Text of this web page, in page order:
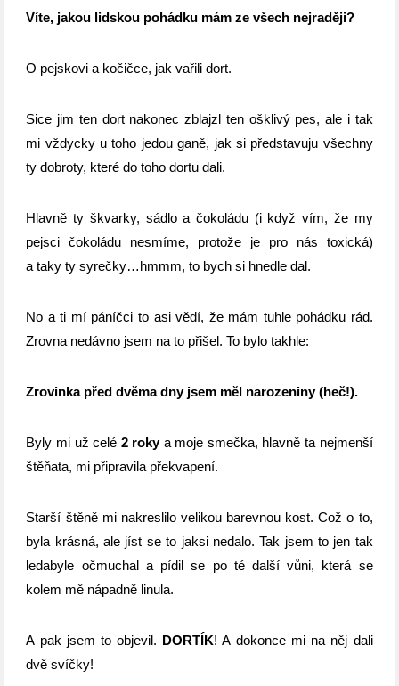
Víte, jakou lidskou pohádku mám ze všech nejraději?
O pejskovi a kočičce, jak vařili dort.
Sice jim ten dort nakonec zblajzl ten ošklivý pes, ale i tak
mi vždycky u toho jedou ganě, jak si představuju všechny
ty dobroty, které do toho dortu dali.
Hlavně ty škvarky, sádlo a čokoládu (i když vím, že my
pejsci čokoládu nesmíme, protože je pro nás toxická)
a taky ty syrečky…hmmm, to bych si hnedle dal.
No a ti mí páníčci to asi vědí, že mám tuhle pohádku rád.
Zrovna nedávno jsem na to přišel. To bylo takhle:
Zrovinka před dvěma dny jsem měl narozeniny (heč!).
Byly mi už celé 2 rokya moje smečka, hlavně ta nejmenší
štěňata, mi připravila překvapení.
Starší štěně mi nakreslilo velikou barevnou kost. Což o to,
byla krásná, ale jíst se to jaksi nedalo. Tak jsem to jen tak
ledabyle očmuchal a pídil se po té další vůni, která se
kolem mě nápadně linula.
A pak jsem to objevil. DORTÍK! A dokonce mi na něj dali
dvě svíčky!